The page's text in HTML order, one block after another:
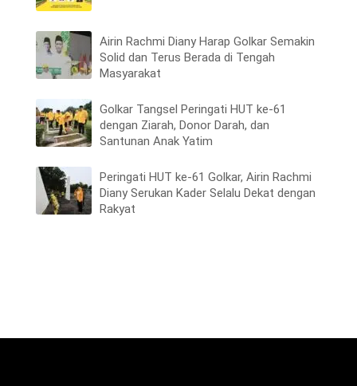
Airin Rachmi Diany Harap Golkar Semakin
Solid dan Terus Berada di Tengah
Masyarakat
Golkar Tangsel Peringati HUT ke-61
dengan Ziarah, Donor Darah, dan
Santunan Anak Yatim
Peringati HUT ke-61 Golkar, Airin Rachmi
Diany Serukan Kader Selalu Dekat dengan
Rakyat